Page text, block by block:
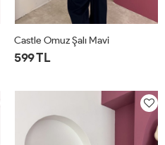
Castle Omuz Şalı Mavi
599 TL